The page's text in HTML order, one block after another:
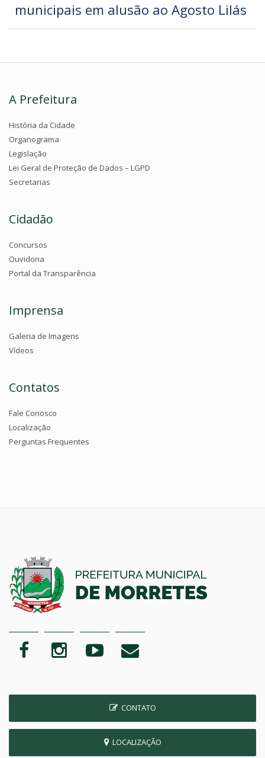
municipais em alusão ao Agosto Lilás
A Prefeitura
História da Cidade
Organograma
Legislação
Lei Geral de Proteção de Dados – LGPD
Secretarias
Cidadão
Concursos
Ouvidoria
Portal da Transparência
Imprensa
Galeria de Imagens
Vídeos
Contatos
Fale Conosco
Localização
Perguntas Frequentes
CONTATO
LOCALIZAÇÃO